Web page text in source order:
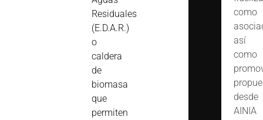
Residuales
(E.D.A.R.)
o
caldera
de
biomasa
que
permiten
como
así
como
desde
AINIA